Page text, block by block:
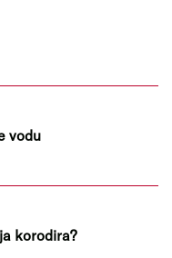
vodu
korodira?